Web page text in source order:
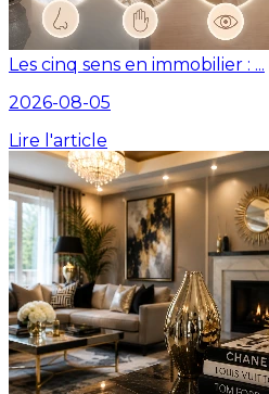
Les cinq sens en immobilier : ...
2026-08-05
Lire l'article